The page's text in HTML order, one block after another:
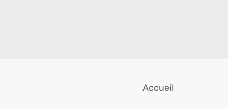
Accueil